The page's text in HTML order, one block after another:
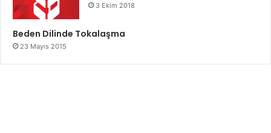
3 Ekim 2018
Beden Dilinde Tokalaşma
23 Mayıs 2015